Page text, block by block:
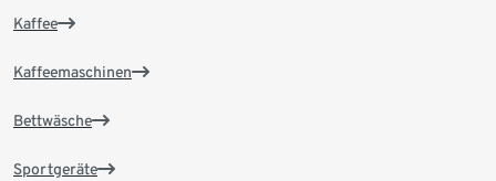
Kaffee
Kaffeemaschinen
Bettwäsche
Sportgeräte